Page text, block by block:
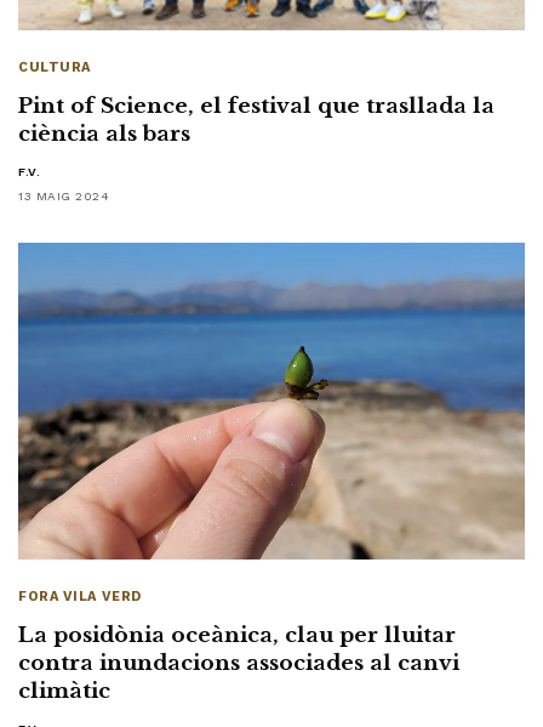
CULTURA
Pint of Science, el festival que trasllada la
ciència als bars
F.V.
13 MAIG 2024
FORA VILA VERD
La posidònia oceànica, clau per lluitar
contra inundacions associades al canvi
climàtic